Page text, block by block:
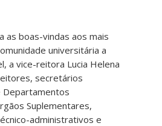
as boas-vindas aos mais
universitária a
a vice-reitora Lucia Helena
secretários
Suplementares,
administrativos e